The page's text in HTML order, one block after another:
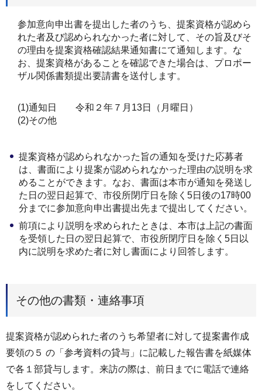
参加意向申出書を提出した者のうち、提案資格が認めら
れた者及び認められなかった者に対して、その旨及びそ
の理由を提案資格確認結果通知書にて通知します。な
お、提案資格があることを確認できた場合は、プロポー
ザル関係書類提出要請書を送付します。
(1)通知日 令和２年７月13日（月曜日）
(2)その他
提案資格が認められなかった旨の通知を受けた応募者
は、書面により提案が認められなかった理由の説明を求
めることができます。なお、書面は本市が通知を発送し
た日の翌日起算で、市役所閉庁日を除く5日後の17時00
分までに参加意向申出書提出先まで提出してください。
前項により説明を求められたときは、本市は上記の書面
を受領した日の翌日起算で、市役所閉庁日を除く5日以
内に説明を求めた者に対し書面により回答します。
その他の書類・連絡事項
提案資格が認められた者のうち希望者に対して提案書作成
要領の５ の「参考資料の貸与」に記載した報告書を紙媒体
で各１部貸与します。来訪の際は、前日までに電話で連絡
をしてください。